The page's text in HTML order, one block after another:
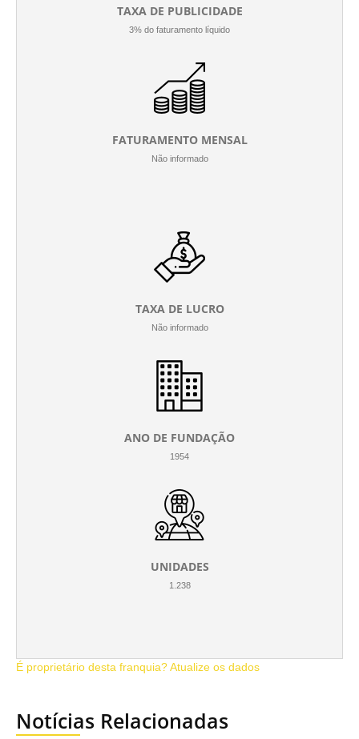
TAXA DE PUBLICIDADE
3% do faturamento líquido
FATURAMENTO MENSAL
Não informado
TAXA DE LUCRO
Não informado
ANO DE FUNDAÇÃO
1954
UNIDADES
1.238
É proprietário desta franquia? Atualize os dados
Notícias Relacionadas